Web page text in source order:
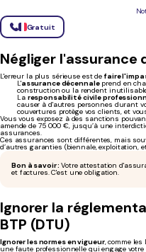
Gratuit
une crédibilité parfois réduite auprès des
d’affaires restrictifs peuvent freiner le
Il est donc fortement recommandé de
partir sur le bon statut dès le début.
statut juridique en ligne
Négliger l'assurance
L'erreur la plus sérieuse est defaire
L'assurance décennaleprend en
construction ou la rendent
La responsabilité civile
causer à d'autres personnes durant
couvertures protège vos clients, et
Vous vous exposez à des sanctions
amende de 75 000 €, jusqu’à une
assurances.
Ces assurances sont différentes, mais
d’autres garanties (biennale, exploitation,
Bon à savoir :Votre attestation
et factures. C'est une obligation.
Ignorer la
BTP (DTU)
Ignorer les normes en vigueur, comme les
une faute professionnelle qui engage